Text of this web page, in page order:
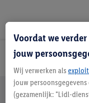
Jouw voordelen bij ons
Gratis retourneren
Voordat we
jouw
Wij verwerken als
jouw persoonsgegevens
(gezamenlijk: "Lidl-